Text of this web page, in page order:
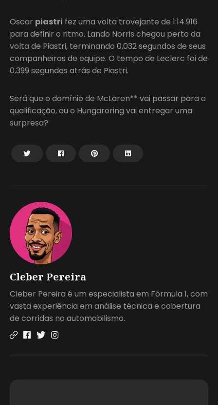
Cleber Pereira
Cleber Pereira é um especialista em Fórmula 1, com
vasta experiência em análise técnica e cobertura
de corridas no automobilismo.
Oscar piastri fez uma volta trovejante de 1:14.916
para definir o ritmo. Lando Norris chegou perto da
volta de Piastri, terminando 0,032 segundos de seus
companheiros de equipe. O tempo de Leclerc foi de
0,399 segundos atrás de Piastri.
Será que o domínio de McLaren** vai passar para a
qualificação, ou o Hungaroring vai entregar uma
surpresa?